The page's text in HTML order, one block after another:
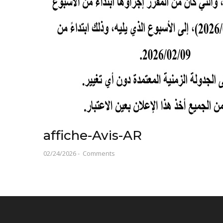
affiche-Avis-AR
02/24/2026- Comments